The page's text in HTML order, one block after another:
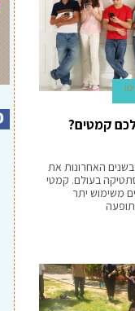
קמטים?
האחרונות את
בעולם. קמטי
משימוש יתר